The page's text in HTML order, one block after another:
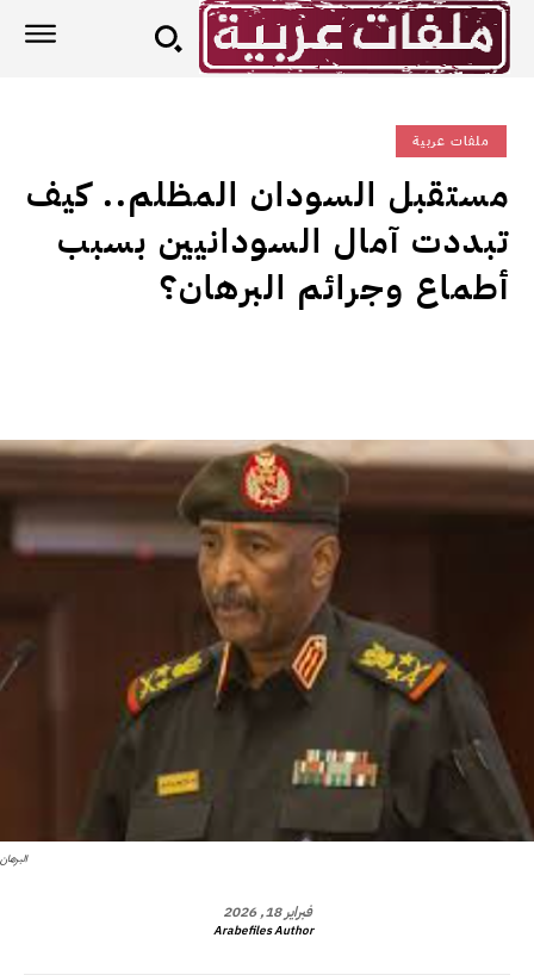
ملفات عربية
مستقبل السودان المظلم.. كيف
تبددت آمال السودانيين بسبب
أطماع وجرائم البرهان؟
البرهان
فبراير 18, 2026
Arabefiles Author